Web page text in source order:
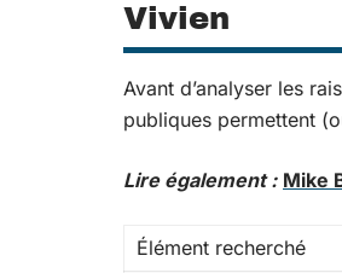
Vivien
Avant d’analyser les
publiques permettent
Lire également : Mike
Élément recherché